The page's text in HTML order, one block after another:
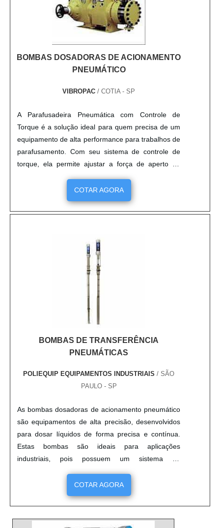
BOMBAS DOSADORAS DE ACIONAMENTO
PNEUMÁTICO
VIBROPAC / COTIA - SP
A Parafusadeira Pneumática com Controle de
Torque é a solução ideal para quem precisa de um
equipamento de alta performance para trabalhos de
parafusamento. Com seu sistema de controle de
torque, ela permite ajustar a força de aperto de
acordo com a necessidade do trabalho, garantindo
assim maior precisão e segurança. Além disso, ela
é leve e compacta, o que facilita o transporte e o
manuseio. Se você precisa de um equipamento de
Parafusadeira Pneumática com Controle de Torque
COTAR AGORA
BOMBAS DE TRANSFERÊNCIA
PNEUMÁTICAS
POLIEQUIP EQUIPAMENTOS INDUSTRIAIS / SÃO
PAULO - SP
As bombas dosadoras de acionamento pneumático
são equipamentos de alta precisão, desenvolvidos
para dosar líquidos de forma precisa e contínua.
Estas bombas são ideais para aplicações
industriais, pois possuem um sistema de
acionamento pneumático que garante um
funcionamento seguro e eficiente. Além disso, elas
são capazes de dosar líquidos de forma precisa e
contínua, o que permite aos usuários obter
resultados precisos e consistentes. Estas bombas
COTAR AGORA